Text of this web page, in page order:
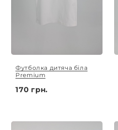
Футболка дитяча біла
Premium
170 грн.